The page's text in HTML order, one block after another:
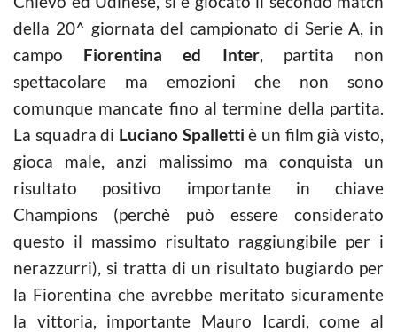
della 20^ giornata del campionato di Serie A, in
campo Fiorentina ed Inter, partita non
spettacolare ma emozioni che non sono
comunque mancate fino al termine della partita.
La squadra di Luciano Spalletti è un film già visto,
gioca male, anzi malissimo ma conquista un
risultato positivo importante in chiave
Champions (perchè può essere considerato
questo il massimo risultato raggiungibile per i
nerazzurri), si tratta di un risultato bugiardo per
la Fiorentina che avrebbe meritato sicuramente
la vittoria, importante Mauro Icardi, come al